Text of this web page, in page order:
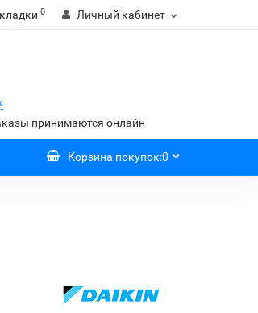
0 Личный кабинет
принимаются онлайн
Корзина покупок:0